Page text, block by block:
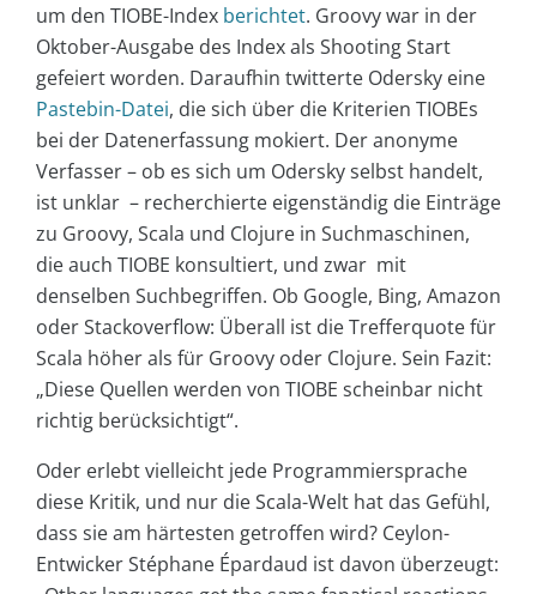
um den TIOBE-Index berichtet. Groovy war in der
Oktober-Ausgabe des Index als Shooting Start
gefeiert worden. Daraufhin twitterte Odersky eine
Pastebin-Datei, die sich über die Kriterien TIOBEs
bei der Datenerfassung mokiert. Der anonyme
Verfasser – ob es sich um Odersky selbst handelt,
ist unklar – recherchierte eigenständig die Einträge
zu Groovy, Scala und Clojure in Suchmaschinen,
die auch TIOBE konsultiert, und zwar mit
denselben Suchbegriffen. Ob Google, Bing, Amazon
oder Stackoverflow: Überall ist die Trefferquote für
Scala höher als für Groovy oder Clojure. Sein Fazit:
„Diese Quellen werden von TIOBE scheinbar nicht
richtig berücksichtigt“.
Oder erlebt vielleicht jede Programmiersprache
diese Kritik, und nur die Scala-Welt hat das Gefühl,
dass sie am härtesten getroffen wird? Ceylon-
Entwicker Stéphane Épardaud ist davon überzeugt: